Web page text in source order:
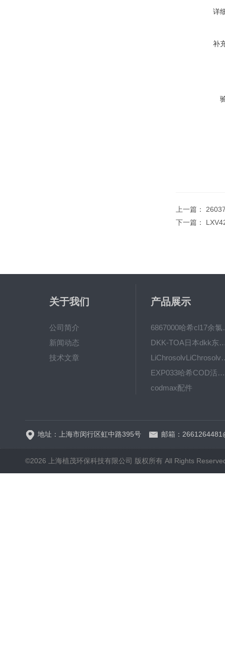
详
补
上一篇：
下一篇：
关于我们
公司简介
新闻动态
技术文章
产品展示
6867000
DKK-TOA日本dkk东亚电
EXP033哈希COD活塞泵价格 EXP033
codmax配件
地址：上海市闵行区虹中路395号 邮箱：
©2026 上海植茂环保科技有限公司 版权所有 All Rights